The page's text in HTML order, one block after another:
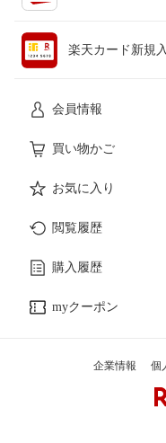
楽天カード新規
会員情報
買い物かご
お気に入り
閲覧履歴
購入履歴
myクーポン
企業情報 個